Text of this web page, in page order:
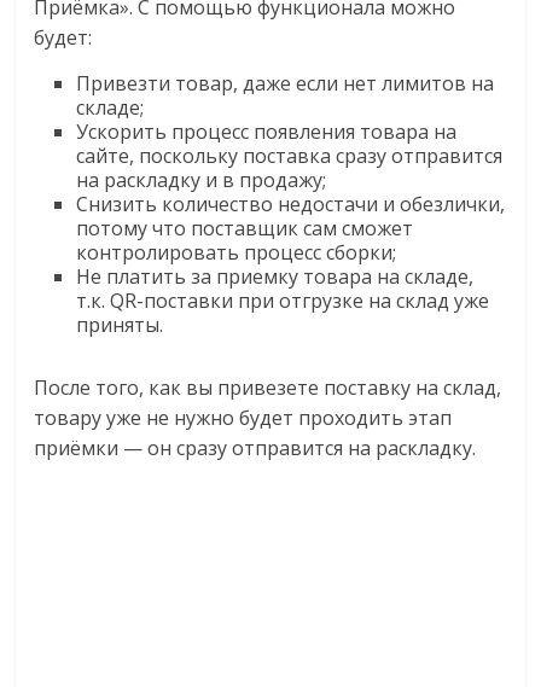
Приёмка». С помощью функционала можно
будет:
Привезти товар, даже если нет лимитов на
складе;
Ускорить процесс появления товара на
сайте, поскольку поставка сразу отправится
на раскладку и в продажу;
Снизить количество недостачи и обезлички,
потому что поставщик сам сможет
контролировать процесс сборки;
Не платить за приемку товара на складе,
т.к. QR-поставки при отгрузке на склад уже
приняты.
После того, как вы привезете поставку на склад,
товару уже не нужно будет проходить этап
приёмки — он сразу отправится на раскладку.